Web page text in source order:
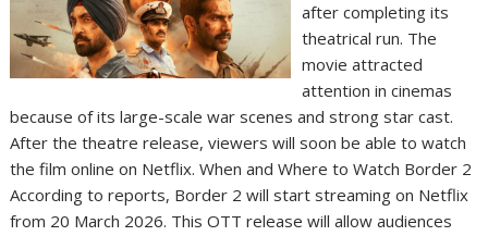
after completing its
theatrical run. The
movie attracted
attention in cinemas
because of its large-scale war scenes and strong star cast.
After the theatre release, viewers will soon be able to watch
the film online on Netflix. When and Where to Watch Border 2
According to reports, Border 2 will start streaming on Netflix
from 20 March 2026. This OTT release will allow audiences